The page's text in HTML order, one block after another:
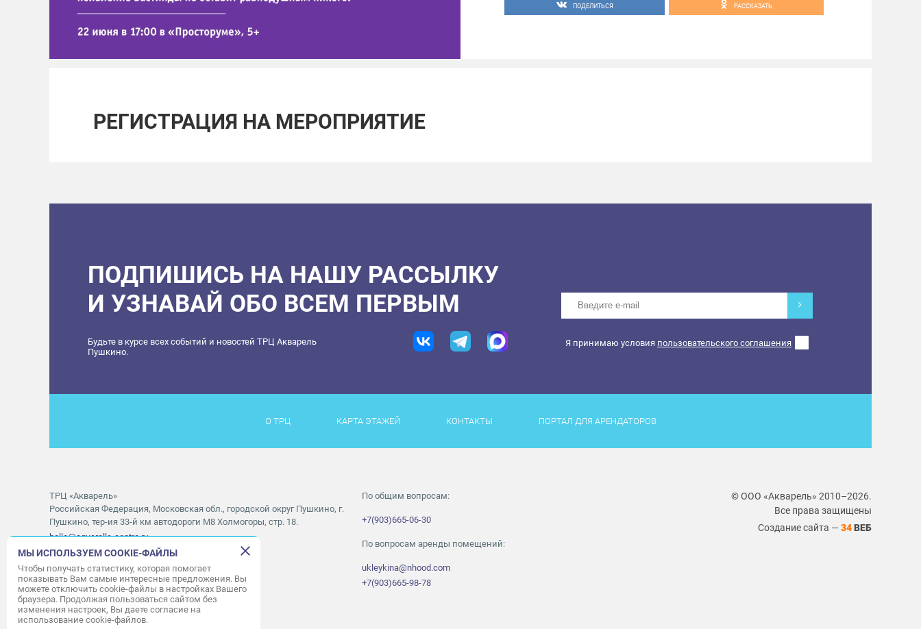
ПОДЕЛИТЬСЯ РАССКАЗАТЬ
РЕГИСТРАЦИЯ НА МЕРОПРИЯТИЕ
ПОДПИШИСЬ НА НАШУ РАССЫЛКУ
И УЗНАВАЙ ОБО ВСЕМ ПЕРВЫМ
Будьте в курсе всех событий и новостей ТРЦ Акварель
Пушкино.
Я принимаю условия пользовательского соглашения
О ТРЦ КАРТА ЭТАЖЕЙ КОНТАКТЫ ПОРТАЛ ДЛЯ АРЕНДАТОРОВ
ТРЦ «Акварель»
Российская Федерация, Московская обл., городской округ Пушкино, г.
Пушкино, тер-ия 33-й км автодороги М8 Холмогоры, стр. 18.
hello@aquarelle-centre.ru
Часы работы ТРЦ:с 10:00 до 22:00
Часы работы АШАН:с 07:30 до 23:00
Часы работы Мори Синема:с 10:00 до 01:00
По общим вопросам:
+7(903)665-06-30
По вопросам аренды помещений:
ukleykina@nhood.com
+7(903)665-98-78
© ООО «Акварель» 2010–2026.
Все права защищены
Создание сайта — 34ВЕБ
МЫ ИСПОЛЬЗУЕМ COOKIE-ФАЙЛЫ
Чтобы получать статистику, которая помогает
показывать Вам самые интересные предложения. Вы
можете отключить cookie-файлы в настройках Вашего
браузера. Продолжая пользоваться сайтом без
изменения настроек, Вы даете согласие на
использование cookie-файлов.